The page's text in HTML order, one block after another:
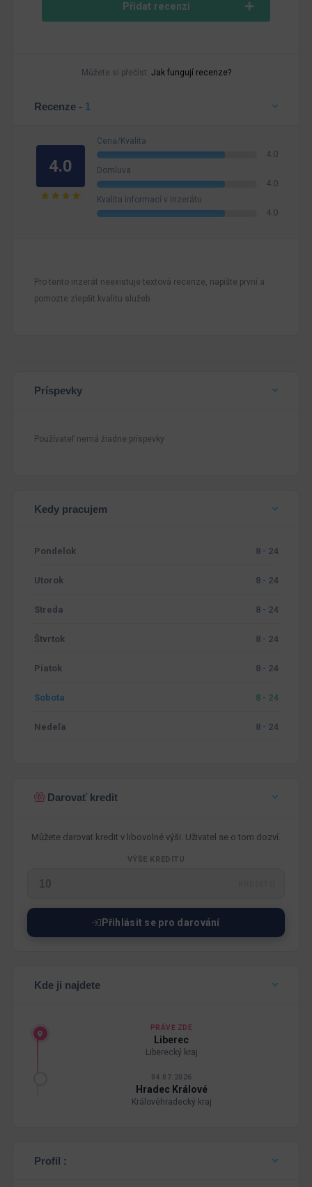
Přidat recenzi
Můžete si přečíst: Jak fungují recenze?
Recenze - 1
4.0
Cena/Kvalita
4.0
Domluva
4.0
Kvalita informací v inzerátu
4.0
Pro tento inzerát neexistuje textová recenze, napište první a
pomozte zlepšit kvalitu služeb.
Príspevky
Používateľ nemá žiadne príspevky
Kedy pracujem
Pondelok 8 - 24
Utorok 8 - 24
Streda 8 - 24
Štvrtok 8 - 24
Piatok 8 - 24
Sobota 8 - 24
Nedeľa 8 - 24
Darovať kredit
Můžete darovat kredit v libovolné výši. Uživatel se o tom dozví.
VÝŠE KREDITU
Přihlásit se pro darování
Kde ji najdete
PRÁVĚ ZDE
Liberec
Liberecký kraj
04.07.2026
Hradec Králové
Královéhradecký kraj
Profil :